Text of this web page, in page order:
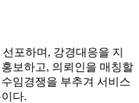
포하며, 강경대응을 지
보하고, 의뢰인을 매칭할
임경쟁을 부추겨 서비스
다.